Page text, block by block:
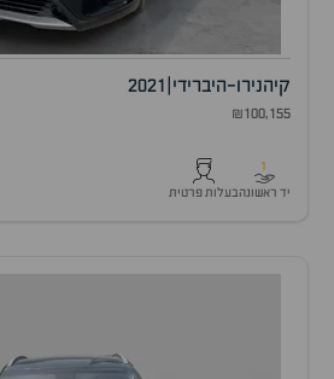
קיהנירו-היברידי 2021
₪100,155
1
יד ראשונהבעלות פרטית